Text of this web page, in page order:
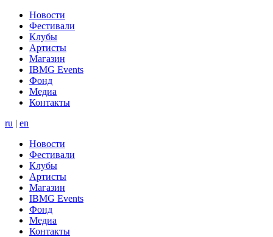
Новости
Фестивали
Клубы
Артисты
Магазин
IBMG Events
Фонд
Медиа
Контакты
ru | en
Новости
Фестивали
Клубы
Артисты
Магазин
IBMG Events
Фонд
Медиа
Контакты